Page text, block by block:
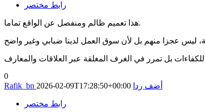
رابط مختصر
هذا تعميم ظالم ومنفصل عن الواقع تماما.
0
Rafik_bn 2026-02-09T17:28:50+00:00 أضف ردا
رابط مختصر